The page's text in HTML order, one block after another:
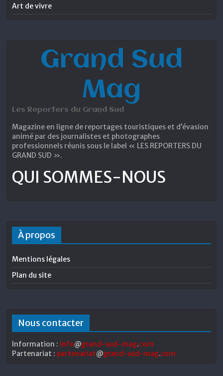
Art de vivre
Grand Sud
Mag
Les Reporters du Grand Sud
Magazine en ligne de reportages touristiques et d’évasion
animé par des journalistes et photographes
professionnels réunis sous le label « LES REPORTERS DU
GRAND SUD ».
QUI SOMMES-NOUS
À propos
Mentions légales
Plan du site
Nous contacter
Information : info@grand-sud-mag.com
Partenariat : partenariat@grand-sud-mag.com